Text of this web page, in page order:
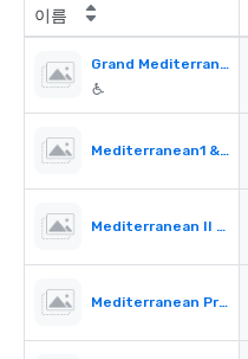
이름
Grand Mediterranean Ballroom
Mediterranean1 & 2
Mediterranean II & III
Mediterranean PreFunction